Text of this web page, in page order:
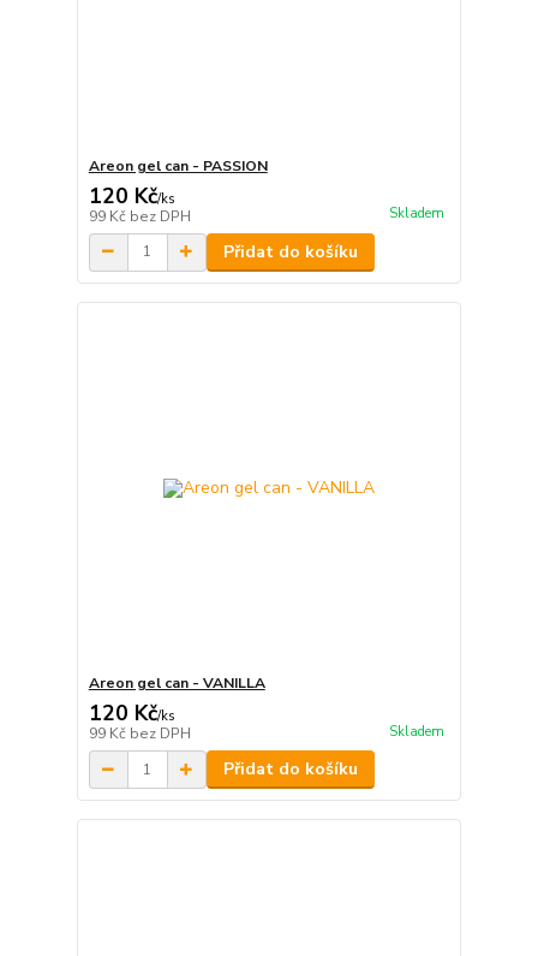
Areon gel can - PASSION
120 Kč/ks
99 Kč bez DPH Skladem
Přidat do košíku
Areon gel can - VANILLA
120 Kč/ks
99 Kč bez DPH Skladem
Přidat do košíku